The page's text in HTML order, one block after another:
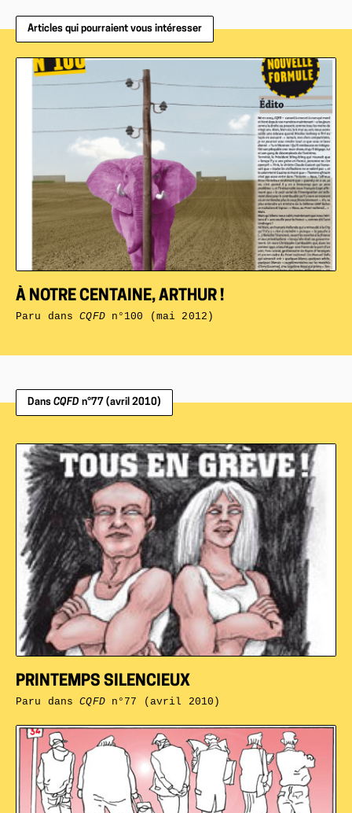
Articles qui pourraient vous intéresser
À NOTRE CENTAINE, ARTHUR !
Paru dansCQFDn°100 (mai 2012)
Dans CQFD n°77 (avril 2010)
PRINTEMPS SILENCIEUX
Paru dansCQFDn°77 (avril 2010)